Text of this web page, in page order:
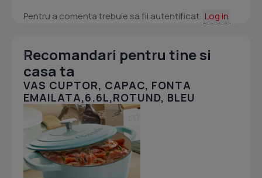
Pentru a comenta trebuie sa fii autentificat. Log in
Recomandari pentru tine si
casa ta
VAS CUPTOR, CAPAC, FONTA
EMAILATA,6.6L,ROTUND, BLEU